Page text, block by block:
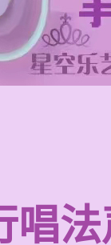
唱